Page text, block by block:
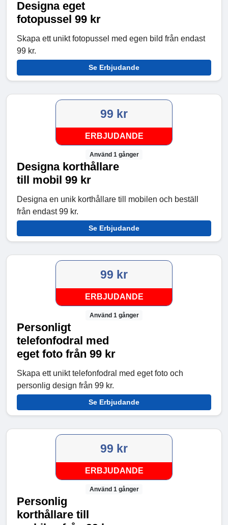
Designa eget
fotopussel 99 kr
Skapa ett unikt fotopussel med egen bild från endast
99 kr.
Se Erbjudande
99 kr
ERBJUDANDE
Använd 1 gånger
Designa korthållare
till mobil 99 kr
Designa en unik korthållare till mobilen och beställ
från endast 99 kr.
Se Erbjudande
99 kr
ERBJUDANDE
Använd 1 gånger
Personligt
telefonfodral med
eget foto från 99 kr
Skapa ett unikt telefonfodral med eget foto och
personlig design från 99 kr.
Se Erbjudande
99 kr
ERBJUDANDE
Använd 1 gånger
Personlig
korthållare till